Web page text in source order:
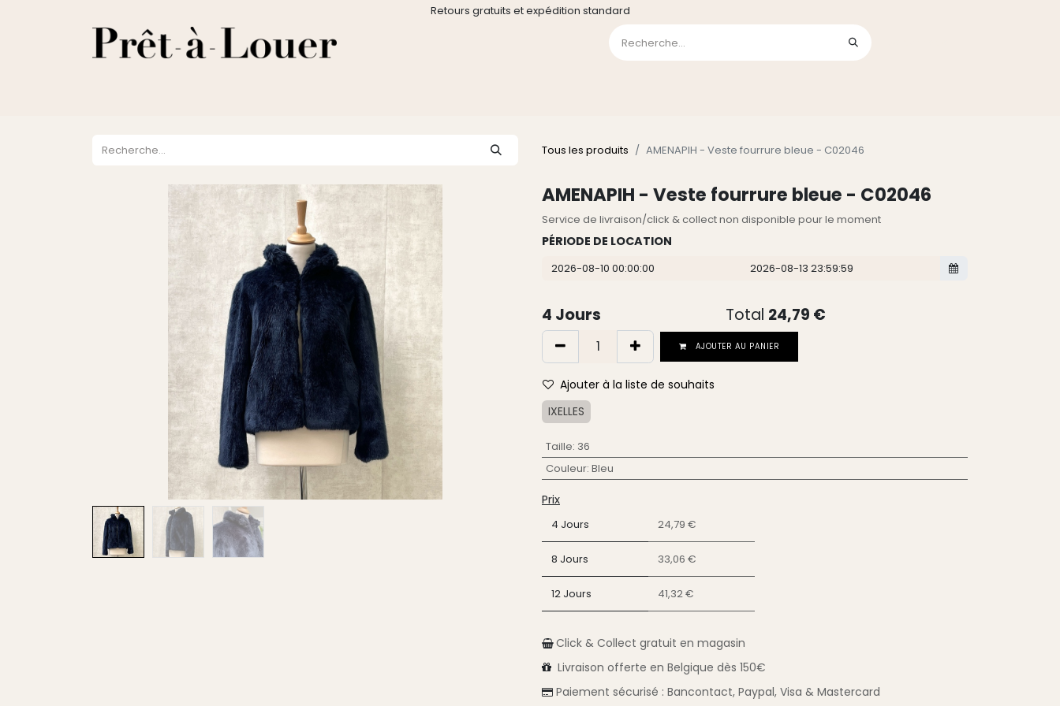
Retours gratuits et expédition standard
Tous les produits AMENAPIH - Veste fourrure bleue - C02046
AMENAPIH - Veste fourrure bleue - C02046
Service de livraison/click & collect non disponible pour le moment
PÉRIODE DE LOCATION
4 Jours Total 24,79 €
AJOUTER AU PANIER
Ajouter à la liste de souhaits
IXELLES
Taille: 36
Couleur: Bleu
Prix
4 Jours 24,79 €
8 Jours 33,06 €
12 Jours 41,32 €
Click & Collect gratuit en magasin
Livraison offerte en Belgique dès 150€
Paiement sécurisé : Bancontact, Paypal, Visa & Mastercard